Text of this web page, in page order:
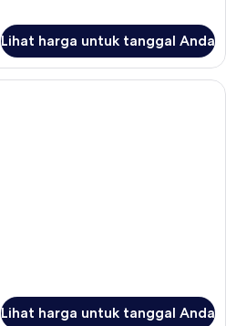
Lihat harga untuk tanggal Anda
Seprai premium, minibar, brankas,
Lihat harga untuk tanggal Anda